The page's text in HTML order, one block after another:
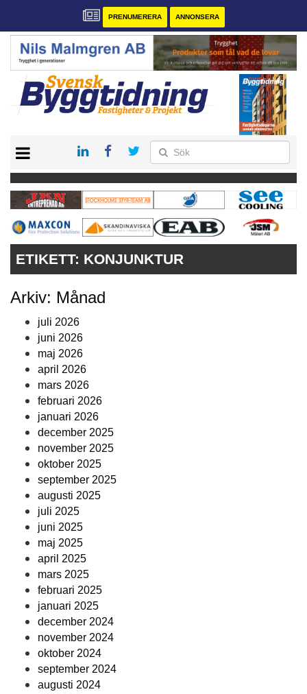
PRENUMERERA ANNONSERA
PRENUMERERA
VÅRA ANDRA MAGASIN
ANNONSERA
ETIKETT: KONJUNKTUR
Arkiv: Månad
juli 2026
juni 2026
maj 2026
april 2026
mars 2026
februari 2026
januari 2026
december 2025
november 2025
oktober 2025
september 2025
augusti 2025
juli 2025
juni 2025
maj 2025
april 2025
mars 2025
februari 2025
januari 2025
december 2024
november 2024
oktober 2024
september 2024
augusti 2024